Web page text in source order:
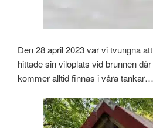
Den 28 april 2023 var vi tvungna
hittade sin viloplats vid brunnen
kommer alltid finnas i våra